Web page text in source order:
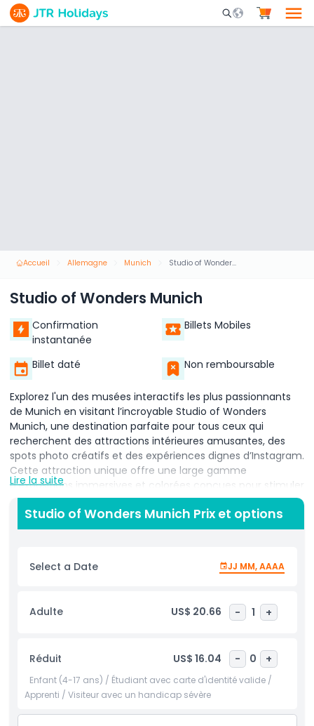
Mobile Search
Accueil Allemagne Munich Studio of Wonders Munich
Studio of Wonders Munich
Confirmation
instantanée
Billets Mobiles
Billet daté Non remboursable
Explorez l'un des musées interactifs les plus passionnants
de Munich en visitant l’incroyable Studio of Wonders
Munich, une destination parfaite pour tous ceux qui
recherchent des attractions intérieures amusantes, des
spots photo créatifs et des expériences dignes d’Instagram.
Cette attraction unique offre une large gamme
d’expositions immersives et colorées conçues pour stimuler
votre imagination et votre créativité. Entrez dans la célèbre
pièce à l’envers, inspirée par un monde de style super-
héros semblable à l’environnement de Spider-Man, où tout
un endroit idéal pour capturer des photos qui défient
l’esprit et créer des souvenirs inoubliables. Plongez dans la
populaires du musée, parfait pour des clichés ludiques et
des moments de détente. Vous pouvez aussi bouger et
lumineux dynamiques qui changent selon vos
mouvements, rendant chaque instant de danse magique
et unique. Après avoir exploré les expositions créatives,
visitez le charmant Wonder Café, où des présentations
Lire la suite
Studio of Wonders Munich Prix et options
Select a Date JJ MM, AAAA
Adulte US$ 20.66 - 1 +
Réduit US$ 16.04 - 0 +
Enfant (4-17 ans) / Étudiant avec carte d'identité valide /
Apprenti / Visiteur avec un handicap sévère